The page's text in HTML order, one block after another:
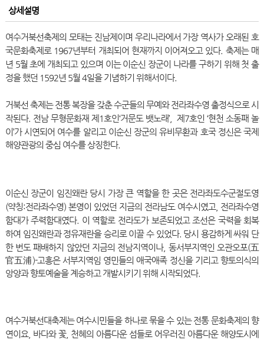
상세설명
여수거북선축제의 모태는 진남제이며 우리나라에서 가장 역사가 오래된 호
국문화축제로 1967년부터 개최되어 현재까지 이어져오고 있다. 축제는 매
년 5월 초에 개최되고 있으며 이는 이순신 장군이 나라를 구하기 위해 첫 출
정을 했던 1592년 5월 4일을 기념하기 위해서이다.
거북선 축제는 전통 복장을 갖춘 수군들의 무예와 전라좌수영 출정식으로 시
작된다. 전남 무형문화재 제1호인‘거문도 뱃노래’, 제7호인 ‘현천 소동패 놀
이’가 시연되어 여수를 알리고 이순신 장군의 유비무환과 호국 정신은 국제
해양관광의 중심 여수를 상징한다.
이순신 장군이 임진왜란 당시 가장 큰 역할을 한 곳은 전라좌도수군절도영
(약칭:전라좌수영) 본영이 있었던 지금의 전라남도 여수시였고, 전라좌수영
함대가 주력함대였다. 이 역할로 전라도가 보존되었고 조선은 국력을 회복
하여 임진왜란과 정유재란을 승리로 이끌 수 있었다. 당시 용감하게 싸워 단
한 번도 패배하지 않았던 지금의 전남지역이나, 동서부지역인 오관오포(五
官五浦)-고흥은 서부지역임 영민들의 애국애족 정신을 기리고 향토의식의
앙양과 향토예술을 계승하고 개발시키기 위해 시작되었다.
여수거북선대축제는 여수시민들을 하나로 묶을 수 있는 전통 문화축제의 향
연이요, 바다와 꽃, 천혜의 아름다운 섬들로 어우러진 아름다운 해양도시에